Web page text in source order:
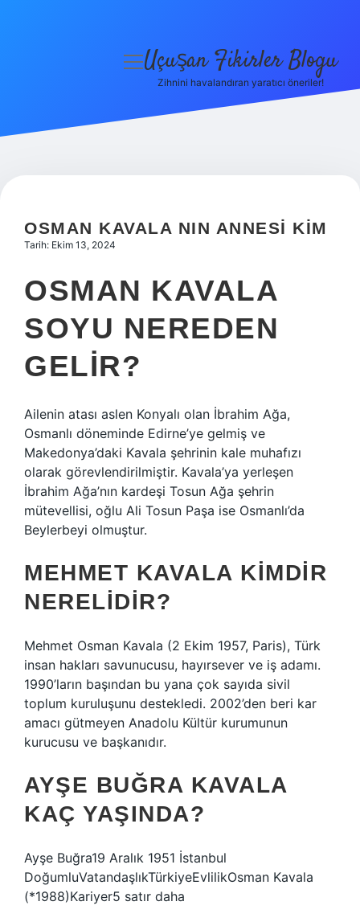
Hakkımızda
menüyü
Uçuşan Fikirler Blogu
Zihnini havalandıran yaratıcı öneriler!
OSMAN KAVALA NIN ANNESI KIM
Tarih: Ekim 13, 2024
OSMAN KAVALA
SOYU NEREDEN
GELIR?
Ailenin atası aslen Konyalı olan İbrahim Ağa,
Osmanlı döneminde Edirne’ye gelmiş ve
Makedonya’daki Kavala şehrinin kale muhafızı
olarak görevlendirilmiştir. Kavala’ya yerleşen
İbrahim Ağa’nın kardeşi Tosun Ağa şehrin
mütevellisi, oğlu Ali Tosun Paşa ise Osmanlı’da
Beylerbeyi olmuştur.
MEHMET KAVALA KIMDIR
NERELIDIR?
Mehmet Osman Kavala (2 Ekim 1957, Paris), Türk
insan hakları savunucusu, hayırsever ve iş adamı.
1990’ların başından bu yana çok sayıda sivil
toplum kuruluşunu destekledi. 2002’den beri kar
amacı gütmeyen Anadolu Kültür kurumunun
kurucusu ve başkanıdır.
AYŞE BUĞRA KAVALA
KAÇ YAŞINDA?
Ayşe Buğra19 Aralık 1951 İstanbul
DoğumluVatandaşlıkTürkiyeEvlilikOsman Kavala
(*1988)Kariyer5 satır daha